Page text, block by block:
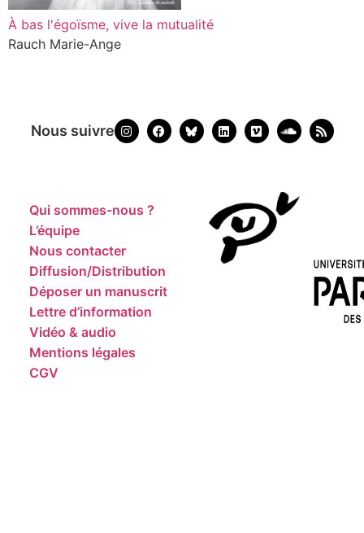
À bas l'égoïsme, vive la mutualité
Rauch Marie-Ange
Nous suivre
Qui sommes-nous ?
L’équipe
Nous contacter
Diffusion/Distribution
Déposer un manuscrit
Lettre d’information
Vidéo & audio
Mentions légales
CGV